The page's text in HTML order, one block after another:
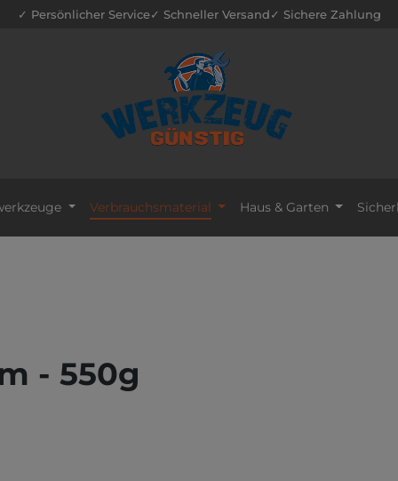
✓ Persönlicher Service✓ Schneller Versand✓ Sichere Zahlung
Verbrauchsmaterial Haus & Garten
- 550g